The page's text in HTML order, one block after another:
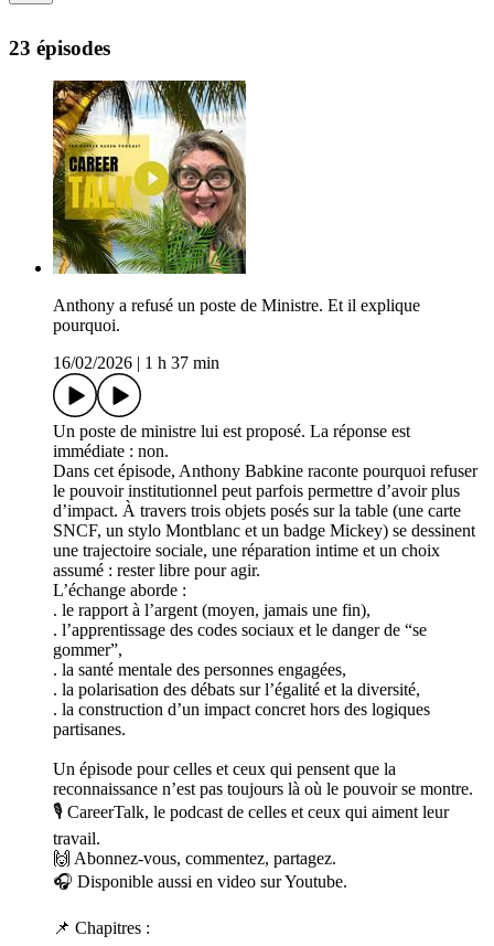
23 épisodes
Anthony a refusé un poste de Ministre. Et il explique
pourquoi.
16/02/2026
1 h 37 min
Un poste de ministre lui est proposé. La réponse est
immédiate : non.
Dans cet épisode, Anthony Babkine raconte pourquoi refuser
le pouvoir institutionnel peut parfois permettre d’avoir plus
d’impact. À travers trois objets posés sur la table (une carte
SNCF, un stylo Montblanc et un badge Mickey) se dessinent
une trajectoire sociale, une réparation intime et un choix
assumé : rester libre pour agir.
L’échange aborde :
. le rapport à l’argent (moyen, jamais une fin),
. l’apprentissage des codes sociaux et le danger de “se
gommer”,
. la santé mentale des personnes engagées,
. la polarisation des débats sur l’égalité et la diversité,
. la construction d’un impact concret hors des logiques
partisanes.
Un épisode pour celles et ceux qui pensent que la
reconnaissance n’est pas toujours là où le pouvoir se montre.
🎙️ CareerTalk, le podcast de celles et ceux qui aiment leur
travail.
🙌 Abonnez-vous, commentez, partagez.
🎧 Disponible aussi en video sur Youtube.
📌 Chapitres :